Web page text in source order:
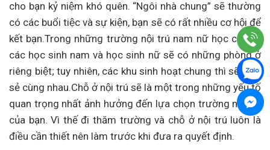
cho bạn kỷ niệm khó quên. “Ngôi nhà chung” sẽ thường
có các buổi tiệc và sự kiện, bạn sẽ có rất nhiều cơ hội để
kết bạn.Trong những trường nội trú nam nữ học chung,
các học sinh nam và học sinh nữ sẽ có những phòng ở
riêng biệt; tuy nhiên, các khu sinh hoạt chung thì sẽ chia
sẻ cùng nhau.Chỗ ở nội trú sẽ là một trong những yếu tố
quan trọng nhất ảnh hưởng đến lựa chọn trường nội trú
của bạn. Vì thế đi thăm trường và chỗ ở nội trú luôn là
điều cần thiết nên làm trước khi đưa ra quyết định.